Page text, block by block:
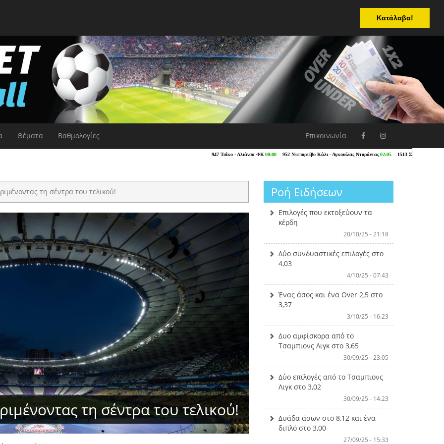
Κατάλαβα!
Θέματα Βαθμολογίες Επικοινωνία
τη σέντρα του τελικού!
τη σέντρα του τελικού!
Ροή Ειδήσεων
Επιλογές που εκτοξεύουν τα
κέρδη
20/10/25 - 21:18
Δύο συνδυαστικές επιλογές στο
4,03
4/10/25 - 07:43
Ένας άσος και ένα Over 2,5 στο
3,37
3/10/25 - 16:23
Δυο αμφίσκορα από το
Τσαμπιονς Λιγκ στο 3,65
30/09/25 - 23:05
Δύο επιλογές από το Τσαμπιονς
Λιγκ στο 3,02
30/09/25 - 14:23
Δυάδα άσων στο 8,12 και ένα
διπλό στο 3,00
27/09/25 - 15:33